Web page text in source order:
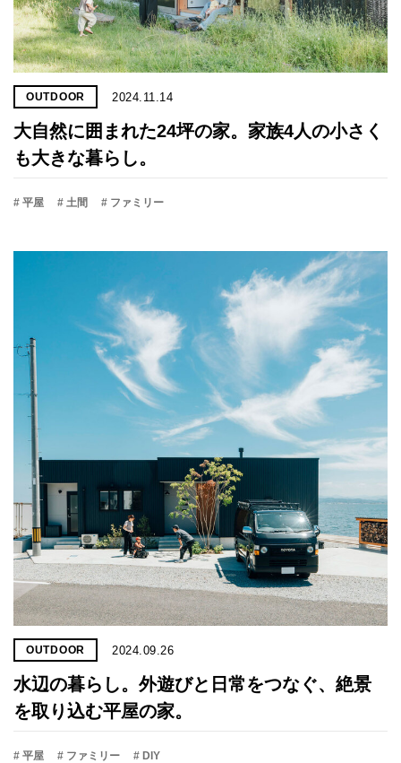
OUTDOOR 2024.11.14
大自然に囲まれた24坪の家。家族4人の小さく
も大きな暮らし。
# 平屋 # 土間 # ファミリー
OUTDOOR 2024.09.26
水辺の暮らし。外遊びと日常をつなぐ、絶景
を取り込む平屋の家。
# 平屋 # ファミリー # DIY